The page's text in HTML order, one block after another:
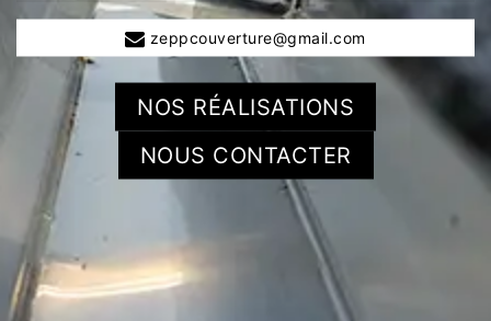
zeppcouverture@gmail.com
NOS RÉALISATIONS
NOUS CONTACTER